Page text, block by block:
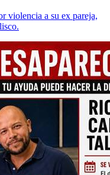
violencia a su ex pareja,